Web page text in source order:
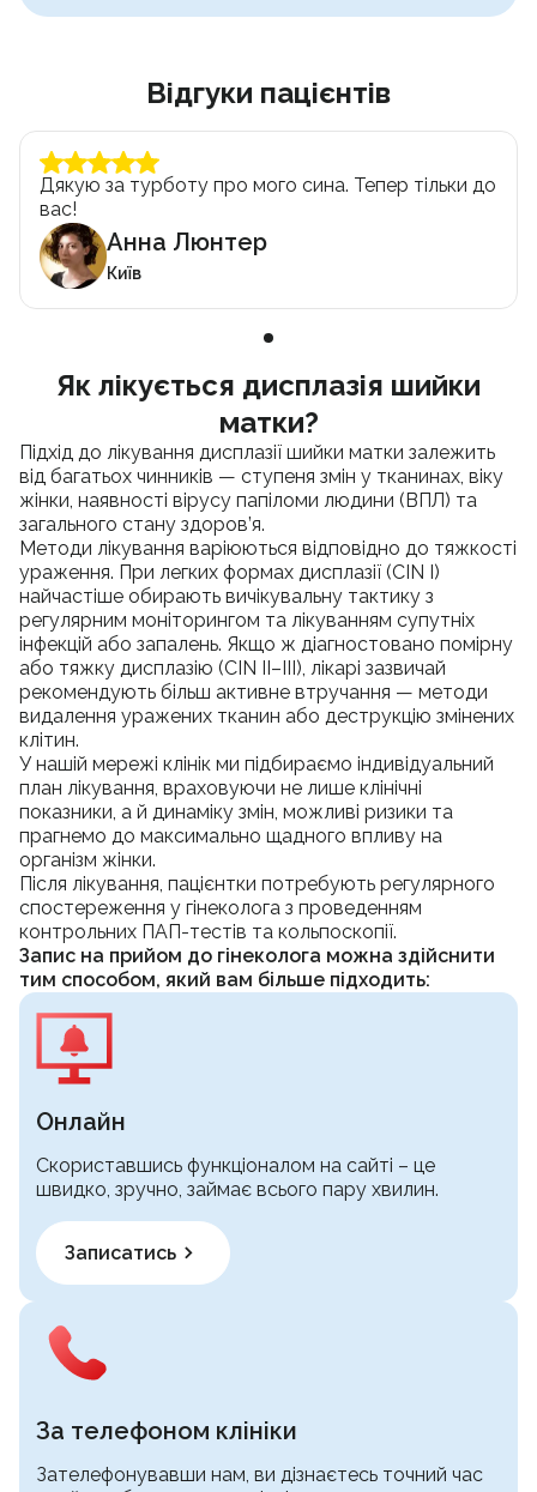
Відгуки пацієнтів
Дякую за турботу про мого сина. Тепер тільки до
вас!
Анна Люнтер
Київ
Як лікується дисплазія шийки
матки?
Підхід до лікування дисплазії шийки матки залежить
від багатьох чинників — ступеня змін у тканинах, віку
жінки, наявності вірусу папіломи людини (ВПЛ) та
загального стану здоров’я.
Методи лікування варіюються відповідно до тяжкості
ураження. При легких формах дисплазії (CIN I)
найчастіше обирають вичікувальну тактику з
регулярним моніторингом та лікуванням супутніх
інфекцій або запалень. Якщо ж діагностовано помірну
або тяжку дисплазію (CIN II–III), лікарі зазвичай
рекомендують більш активне втручання — методи
видалення уражених тканин або деструкцію змінених
клітин.
У нашій мережі клінік ми підбираємо індивідуальний
план лікування, враховуючи не лише клінічні
показники, а й динаміку змін, можливі ризики та
прагнемо до максимально щадного впливу на
організм жінки.
Після лікування, пацієнтки потребують регулярного
спостереження у гінеколога з проведенням
контрольних ПАП-тестів та кольпоскопії.
Запис на прийом до гінеколога можна здійснити
тим способом, який вам більше підходить:
Онлайн
Cкориставшись функціоналом на сайті – це
швидко, зручно, займає всього пару хвилин.
Записатись
За телефоном клініки
Зателефонувавши нам, ви дізнаєтесь точний час